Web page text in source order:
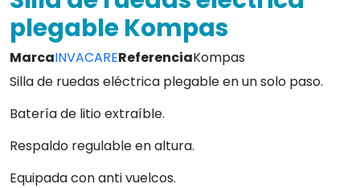
plegable Kompas
MarcaINVACAREReferenciaKompas
Silla de ruedas eléctrica plegable en un solo paso.
Batería de litio extraíble.
Respaldo regulable en altura.
Equipada con anti vuelcos.